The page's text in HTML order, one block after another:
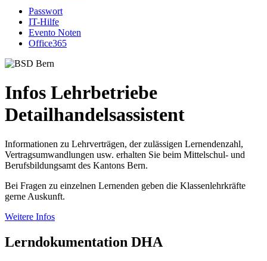
Passwort
IT-Hilfe
Evento Noten
Office365
Infos Lehrbetriebe
Detailhandelsassistent
Informationen zu Lehrverträgen, der zulässigen Lernendenzahl,
Vertragsumwandlungen usw. erhalten Sie beim Mittelschul- und
Berufsbildungsamt des Kantons Bern.
Bei Fragen zu einzelnen Lernenden geben die Klassenlehrkräfte
gerne Auskunft.
Weitere Infos
Lerndokumentation DHA